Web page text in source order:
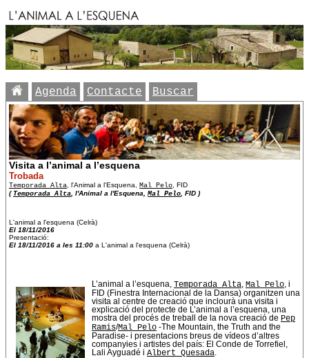
Agenda Contacte Buscar
Visita a l’animal a l’esquena
Trobada
Temporada Alta , l'Animal a l'Esquena, Mal Pelo , FID
( Temporada Alta , l'Animal a l'Esquena, Mal Pelo , FID )
L'animal a l'esquena (Celrà)
El 18/11/2016
Presentació:
El 18/11/2016 a les 11:00 a L'animal a l'esquena (Celrà)
L’animal a l’esquena, Temporada Alta Mal Pelo , i
FID (Finestra Internacional de la Dansa) organitzen una
visita al centre de creació que inclourà una visita i
explicació del protecte de L’animal a l’esquena, una
mostra del procés de treball de la nova creació de Pep
Ramis/Mal Pelo -The Mountain, the Truth and the
Paradise- i presentacions breus de vídeos d’altres
companyies i artistes del país: El Conde de Torrefiel,
Lali Ayguadé i Albert Quesada